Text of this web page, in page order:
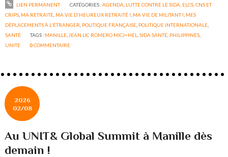
LIEN PERMANENT CATÉGORIES :AGENDA LUTTE CONTRE LE SIDA, ELCS, CNS ET
CRIPS MA RETRAITE MA VIE D'HEUREUX RETRAITÉ ! MA VIE DE MILITANT ! MES
DÉPLACEMENTS À L'ÉTRANGER POLITIQUE FRANÇAISE POLITIQUE INTERNATIONALE
SANTÉ
TAGS : MANILLE JEAN LIC ROMERO MICJ=HEL ,SIDA SANTE PHILIPPINES
UNITE
0COMMENTAIRE
2026
02/08
Au UNIT& Global Summit à Manille dès
demain !